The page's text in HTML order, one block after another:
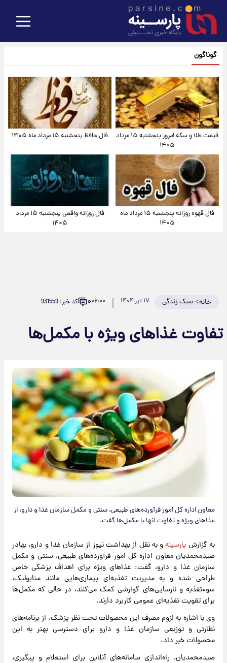
گوناگون
قیمت طلا و سکه امروز پنجشنبه ۱۵ مرداد
۱۴۰۵
فال حافظ پنجشنبه ۱۵ مرداد ماه ۱۴۰۵
فال قهوه روزانه پنجشنبه ۱۵ مرداد ماه
۱۴۰۵
فال روزانه واقعی پنجشنبه ۱۵ مرداد
۱۴۰۵
خانه>سبک زندگی ۱۷ تیر ۱۴۰۴ ۰۶:۰۰۰ کد خبر: 931559
تفاوت غذاهای ویژه با مکمل‌ها
معاون اداره کل امور فرآورده‌های طبیعی، سنتی و مکمل سازمان غذا و دارو، از
غذا‌های ویژه و تفاوت آنها با مکمل‌ها گفت.
به گزارش پارسینهو به نقل از بهداشت نیوز از سازمان غذا و دارو، بهادر
صیدمحمدیان معاون اداره کل امور فرآورده‌های طبیعی، سنتی و مکمل
سازمان غذا و دارو، گفت: غذا‌های ویژه برای اهداف پزشکی خاص
طراحی شده و به مدیریت تغذیه‌ای بیماری‌هایی مانند متابولیک،
سوءتغذیه و نارسایی‌های گوارشی کمک می‌کنند، در حالی که مکمل‌ها
برای تقویت تغذیه‌ای عمومی کاربرد دارند.
وی با اشاره به لزوم مصرف این محصولات تحت نظر پزشک، از برنامه‌های
نظارتی و توزیعی سازمان غذا و دارو برای دسترسی بهتر به این
محصولات خبر داد.
صیدمحمدیان، راه‌اندازی سامانه‌های آنلاین برای استعلام و پیگیری،